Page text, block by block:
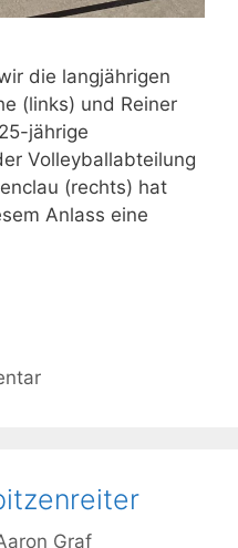
die langjährigen
(links) und Reiner
jährige
Volleyballabteilung
(rechts) hat
Anlass eine
Graf